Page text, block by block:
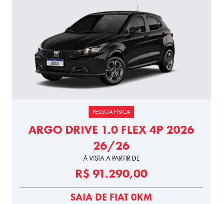
PESSOA FÍSICA
ARGO DRIVE 1.0 FLEX 4P 2026
26/26
À VISTA A PARTIR DE
R$ 91.290,00
SAIA DE FIAT 0KM